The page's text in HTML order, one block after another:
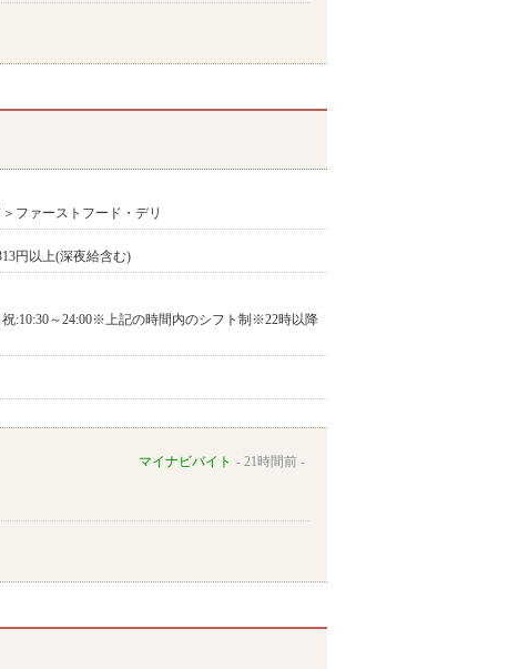
ファーストフード・デリ
円以上(深夜給含む)
:10:30～24:00※上記の時間内のシフト制※22時以降
マイナビバイト 21時間前